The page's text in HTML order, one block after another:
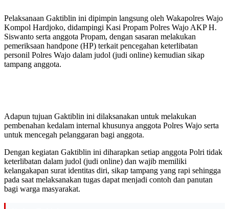
Pelaksanaan Gaktiblin ini dipimpin langsung oleh Wakapolres Wajo
Kompol Hardjoko, didampingi Kasi Propam Polres Wajo AKP H.
Siswanto serta anggota Propam, dengan sasaran melakukan
pemeriksaan handpone (HP) terkait pencegahan keterlibatan
personil Polres Wajo dalam judol (judi online) kemudian sikap
tampang anggota.
Adapun tujuan Gaktiblin ini dilaksanakan untuk melakukan
pembenahan kedalam internal khusunya anggota Polres Wajo serta
untuk mencegah pelanggaran bagi anggota.
Dengan kegiatan Gaktiblin ini diharapkan setiap anggota Polri tidak
keterlibatan dalam judol (judi online) dan wajib memiliki
kelangakapan surat identitas diri, sikap tampang yang rapi sehingga
pada saat melaksanakan tugas dapat menjadi contoh dan panutan
bagi warga masyarakat.